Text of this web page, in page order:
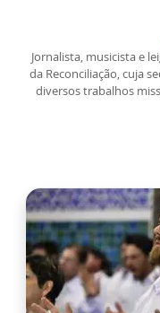
Jornalista, musicista e
da Reconciliação, cuja
diversos trabalhos